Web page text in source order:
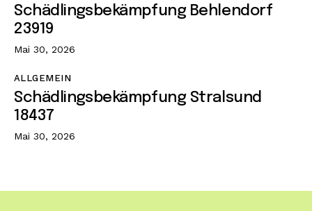
Schädlingsbekämpfung Behlendorf
23919
Mai 30, 2026
ALLGEMEIN
Schädlingsbekämpfung Stralsund
18437
Mai 30, 2026